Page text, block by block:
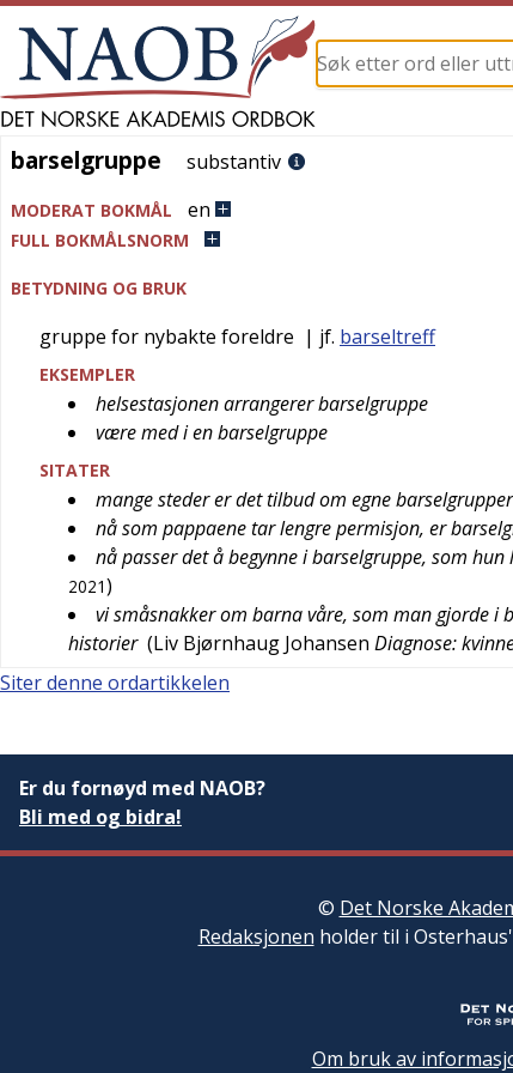
barselgruppe
barselgruppe substantiv
MODERAT BOKMÅL en
FULL BOKMÅLSNORM
BETYDNING OG BRUK
gruppe for nybakte foreldre | jf. barseltreff
EKSEMPLER
helsestasjonen arrangerer barselgruppe
være med i en barselgruppe
SITATER
mange steder er det tilbud om egne
nå som pappaene tar lengre permisjon, er
nå passer det å begynne i barselgruppe, som
2021)
vi småsnakker om barna våre, som man gjorde
historier (Liv Bjørnhaug Johansen Diagnose:
Siter denne ordartikkelen
Er du fornøyd med NAOB?
Bli med og bidra!
© Det Norske
Redaksjonen holder til i
Om bruk av